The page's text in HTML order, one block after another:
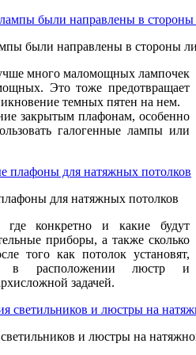
были направлены в стороны
много маломощных лампочек
Это тоже предотвращает
темных пятен на нем.
закрытым плафонам, особенно
галогенные лампы или
для натяжных потолков
где конкретно и какие будут
приборы, а также сколько
того как потолок установят,
в расположении люстр и
задачей.
и люстры на